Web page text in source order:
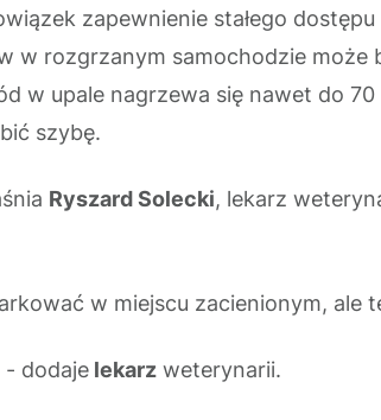
zapewnienie stałego
w rozgrzanym samochodzie
w upale nagrzewa się nawet do
szybę.
Ryszard Solecki, lekarz
w miejscu zacienionym, ale
- dodaje lekarz weterynarii.